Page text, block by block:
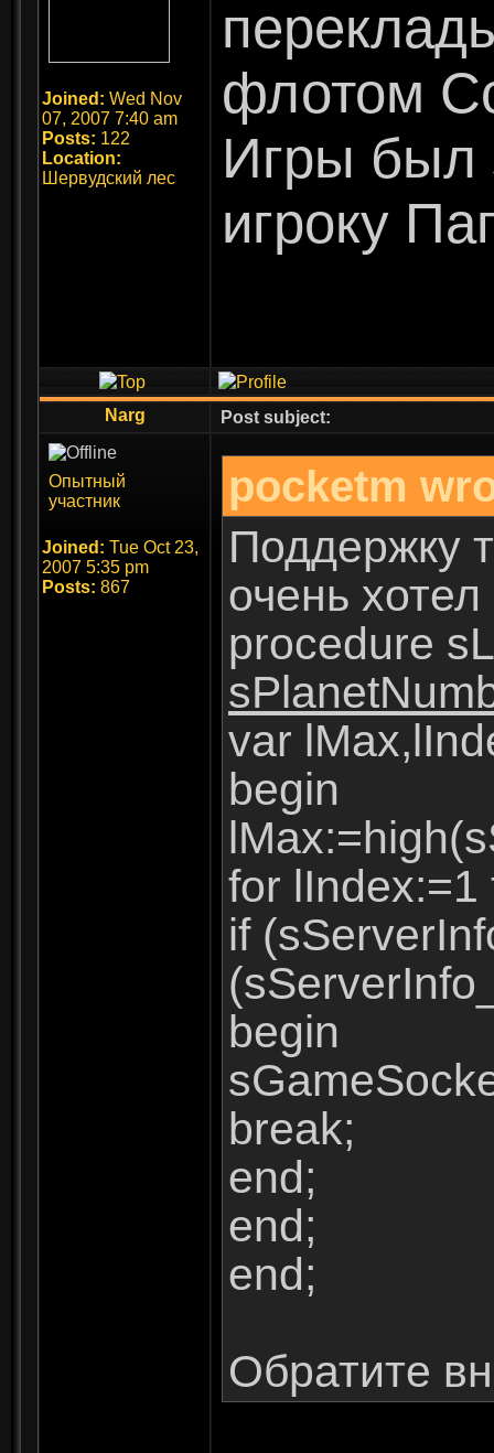
Joined: Wed Nov
07, 2007 7:40 am
Posts: 122
Location:
Шервудский лес
флотом
Игры был
игроку
Narg Post subject:
Опытный
участник
Joined: Tue Oct 23,
2007 5:35 pm
Posts: 867
pocketm
Поддержку
очень хотел
procedure
var
begin
for lIndex:=1
if
begin
break;
end;
end;
end;
Обратите